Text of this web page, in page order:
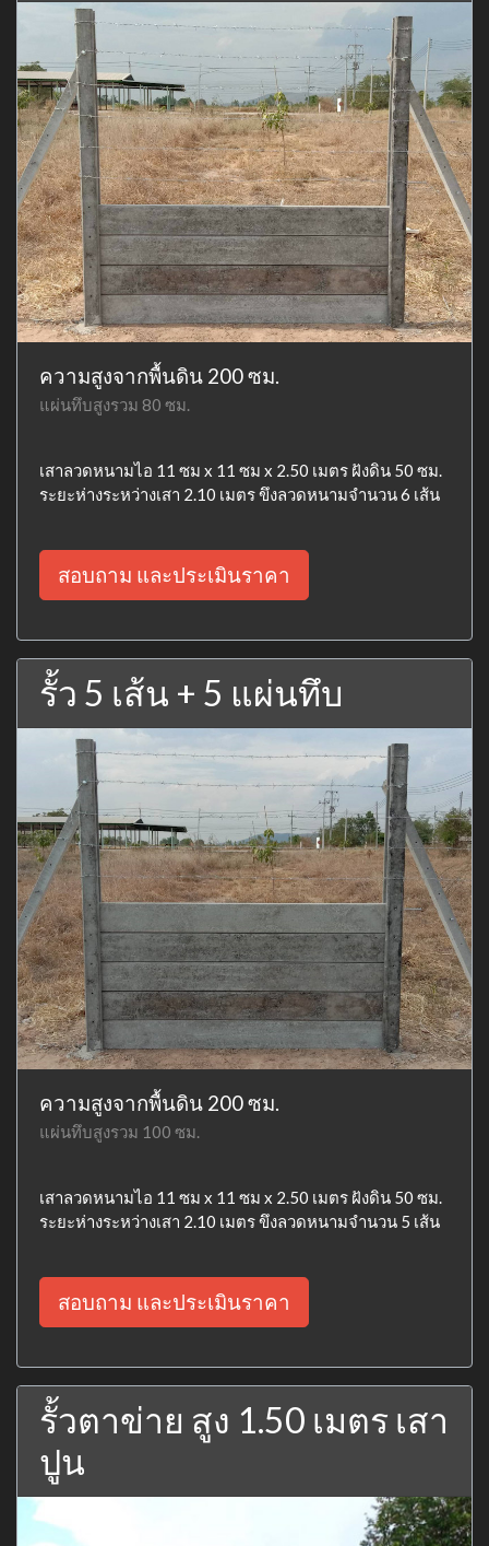
ความสูงจากพื้นดิน 200 ซม.
แผ่นทึบสูงรวม 80 ซม.
เสาลวดหนามไอ 11 ซม x 11 ซม x 2.50 เมตร ฝังดิน 50 ซม.
ระยะห่างระหว่างเสา 2.10 เมตร ขึงลวดหนามจำนวน 6 เส้น
สอบถาม และประเมินราคา
รั้ว 5 เส้น + 5 แผ่นทึบ
ความสูงจากพื้นดิน 200 ซม.
แผ่นทึบสูงรวม 100 ซม.
เสาลวดหนามไอ 11 ซม x 11 ซม x 2.50 เมตร ฝังดิน 50 ซม.
ระยะห่างระหว่างเสา 2.10 เมตร ขึงลวดหนามจำนวน 5 เส้น
สอบถาม และประเมินราคา
รั้วตาข่าย สูง 1.50 เมตร เสา
ปูน